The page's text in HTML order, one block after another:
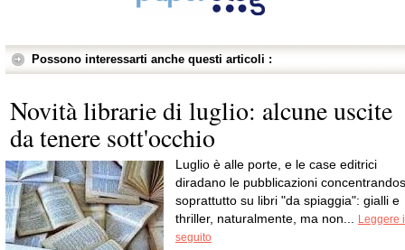
Possono interessarti anche questi articoli :
Novità librarie di luglio: alcune uscite
da tenere sott'occhio
Luglio è alle porte, e le case editrici
diradano le pubblicazioni
soprattutto su libri "da spiaggia": gialli e
thriller, naturalmente, ma non...
Leggere
seguito